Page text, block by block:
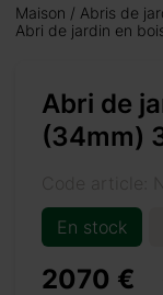
Maison
Abris de
Abri de jardin en
Abri de
(34mm)
En stock
2070 €
parfaite
petit